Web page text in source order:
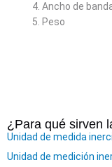
Ancho de
Peso
¿Para qué sirven
Unidad de medida
Unidad de medición